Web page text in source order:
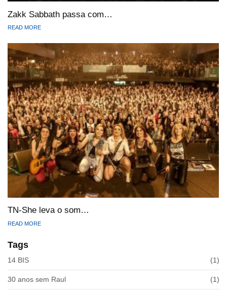
Zakk Sabbath passa com…
READ MORE
TN-She leva o som…
READ MORE
Tags
14 BIS (1)
30 anos sem Raul (1)